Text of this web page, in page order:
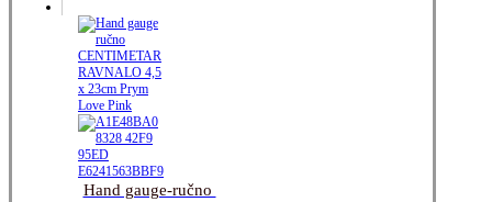
Hand gauge-ručno